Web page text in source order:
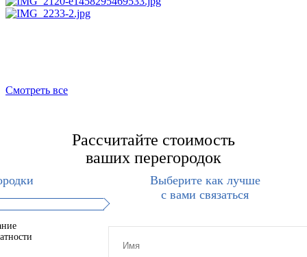
Смотреть все
Рассчитайте стоимость
ваших перегородок
Выберите как лучше
с вами связаться